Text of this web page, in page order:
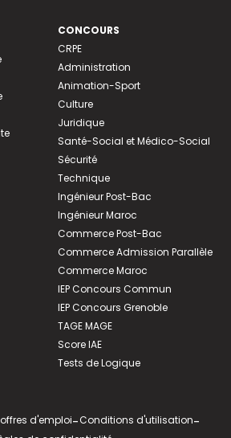
CONCOURS
CRPE
Administration
Animation-Sport
Culture
Juridique
Santé-Social et Médico-Social
Sécurité
Technique
Ingénieur Post-Bac
Ingénieur Maroc
Commerce Post-Bac
Commerce Admission Parallèle
Commerce Maroc
IEP Concours Commun
IEP Concours Grenoble
TAGE MAGE
Score IAE
Tests de Logique
d'emploi-Conditions d'utilisation-